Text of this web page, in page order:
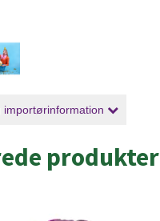
importørinformation
produkter